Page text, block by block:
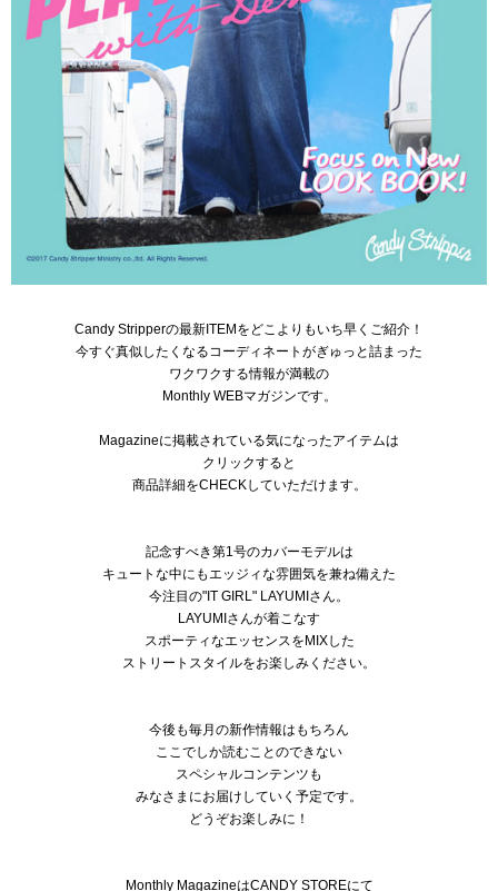
Candy Stripperの最新ITEMをどこよりもいち早くご紹介！
今すぐ真似したくなるコーディネートがぎゅっと詰まった
ワクワクする情報が満載の
Monthly WEBマガジンです。
Magazineに掲載されている気になったアイテムは
クリックすると
商品詳細をCHECKしていただけます。
記念すべき第1号のカバーモデルは
キュートな中にもエッジィな雰囲気を兼ね備えた
今注目の"IT GIRL" LAYUMIさん。
LAYUMIさんが着こなす
スポーティなエッセンスをMIXした
ストリートスタイルをお楽しみください。
今後も毎月の新作情報はもちろん
ここでしか読むことのできない
スペシャルコンテンツも
みなさまにお届けしていく予定です。
どうぞお楽しみに！
Monthly MagazineはCANDY STOREにて